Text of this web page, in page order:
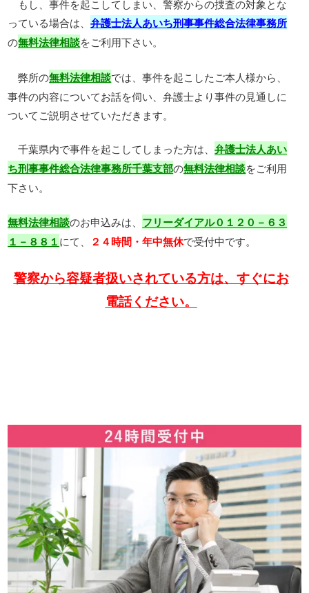
もし、事件を起こしてしまい、警察からの捜査の対象とな
っている場合は、弁護士法人あいち刑事事件総合法律事務所
の無料法律相談をご利用下さい。
弊所の無料法律相談では、事件を起こしたご本人様から、
事件の内容についてお話を伺い、弁護士より事件の見通しに
ついてご説明させていただきます。
千葉県内で事件を起こしてしまった方は、弁護士法人あい
ち刑事事件総合法律事務所千葉支部の無料法律相談をご利用
下さい。
無料法律相談のお申込みは、
フリーダイアル０１２０－６３
１－８８１ にて、 ２４時間・年中無休で受付中です。
警察から容疑者扱いされている方は、すぐにお
電話ください。